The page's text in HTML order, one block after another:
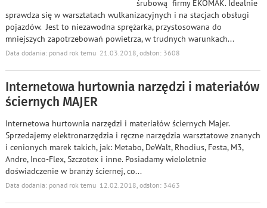
śrubową firmy EKOMAK. Idealnie
sprawdza się w warsztatach wulkanizacyjnych i na stacjach obsługi
pojazdów. Jest to niezawodna sprężarka, przystosowana do
mniejszych zapotrzebowań powietrza, w trudnych warunkach...
Data dodania: ponad rok temu 21.03.2018, odsłon: 3608
Internetowa hurtownia narzędzi i materiałów
ściernych MAJER
Internetowa hurtownia narzędzi i materiałów ściernych Majer.
Sprzedajemy elektronarzędzia i ręczne narzędzia warsztatowe znanych
i cenionych marek takich, jak: Metabo, DeWalt, Rhodius, Festa, M3,
Andre, Inco-Flex, Szczotex i inne. Posiadamy wieloletnie
doświadczenie w branży ściernej, co...
Data dodania: ponad rok temu 12.02.2018, odsłon: 3463